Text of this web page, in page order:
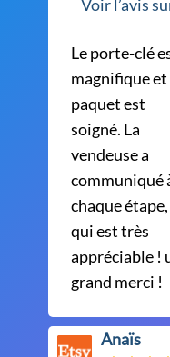
Voir l’avis
Le porte-clé
magnifique et
paquet est
soigné. La
vendeuse a
communiqué
chaque étape,
qui est très
appréciable !
grand merci !
Anaïs